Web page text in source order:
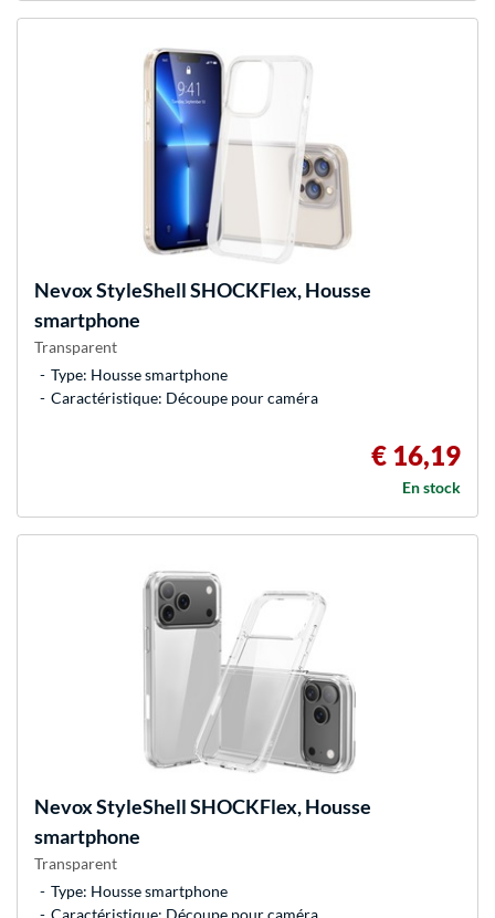
NevoxStyleShell SHOCKFlex, Housse
smartphone
Transparent
Type: Housse smartphone
Caractéristique: Découpe pour caméra
€ 16,19
En stock
NevoxStyleShell SHOCKFlex, Housse
smartphone
Transparent
Type: Housse smartphone